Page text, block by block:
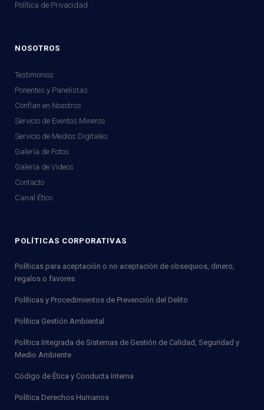
Política de Privacidad
NOSOTROS
Testimonios
Ponentes y Panelistas
Confían en Nosotros
Servicio de Eventos Mineros
Servicio de Medios Digitales
Galería de Fotos
Galería de Videos
Contacto
Canal Ético
POLÍTICAS CORPORATIVAS
Políticas para aceptación o no aceptación de obsequios, dinero,
regalos o favores
Políticas y Procedimientos de Prevención del Delito
Política Gestión Ambiental
Política Integrada de Sistemas de Gestión de Calidad, Seguridad y
Medio Ambiente
Código de Ética y Conducta Interna
Política Derechos Humanos